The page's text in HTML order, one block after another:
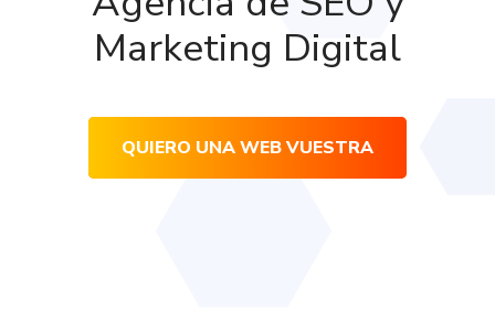
Marketing Digital
QUIERO UNA WEB VUESTRA